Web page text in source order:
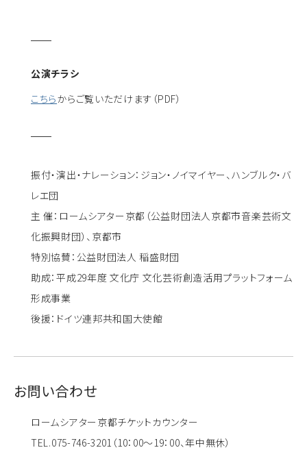
公演チラシ
こちらからご覧いただけます（PDF）
振付・演出・ナレーション：ジョン・ノイマイヤー、ハンブルク・バ
レエ団
主 催：ロームシアター京都（公益財団法人京都市音楽芸術文
化振興財団）、京都市
特別協賛：公益財団法人 稲盛財団
助成：平成29年度 文化庁 文化芸術創造活用プラットフォーム
形成事業
後援：ドイツ連邦共和国大使館
お問い合わせ
ロームシアター京都チケットカウンター
TEL.075-746-3201（10：00～19：00、年中無休）